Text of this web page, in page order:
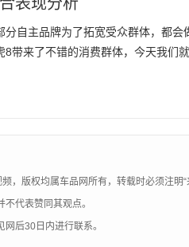
自主品牌为了拓宽受众群体，都会
8带来了不错的消费群体，今天我们
，版权均属车品网所有，转载时必须注明“
代表赞同其观点。
后30日内进行联系。